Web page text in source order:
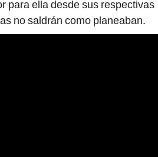
para ella desde sus respectivas
no saldrán como planeaban.